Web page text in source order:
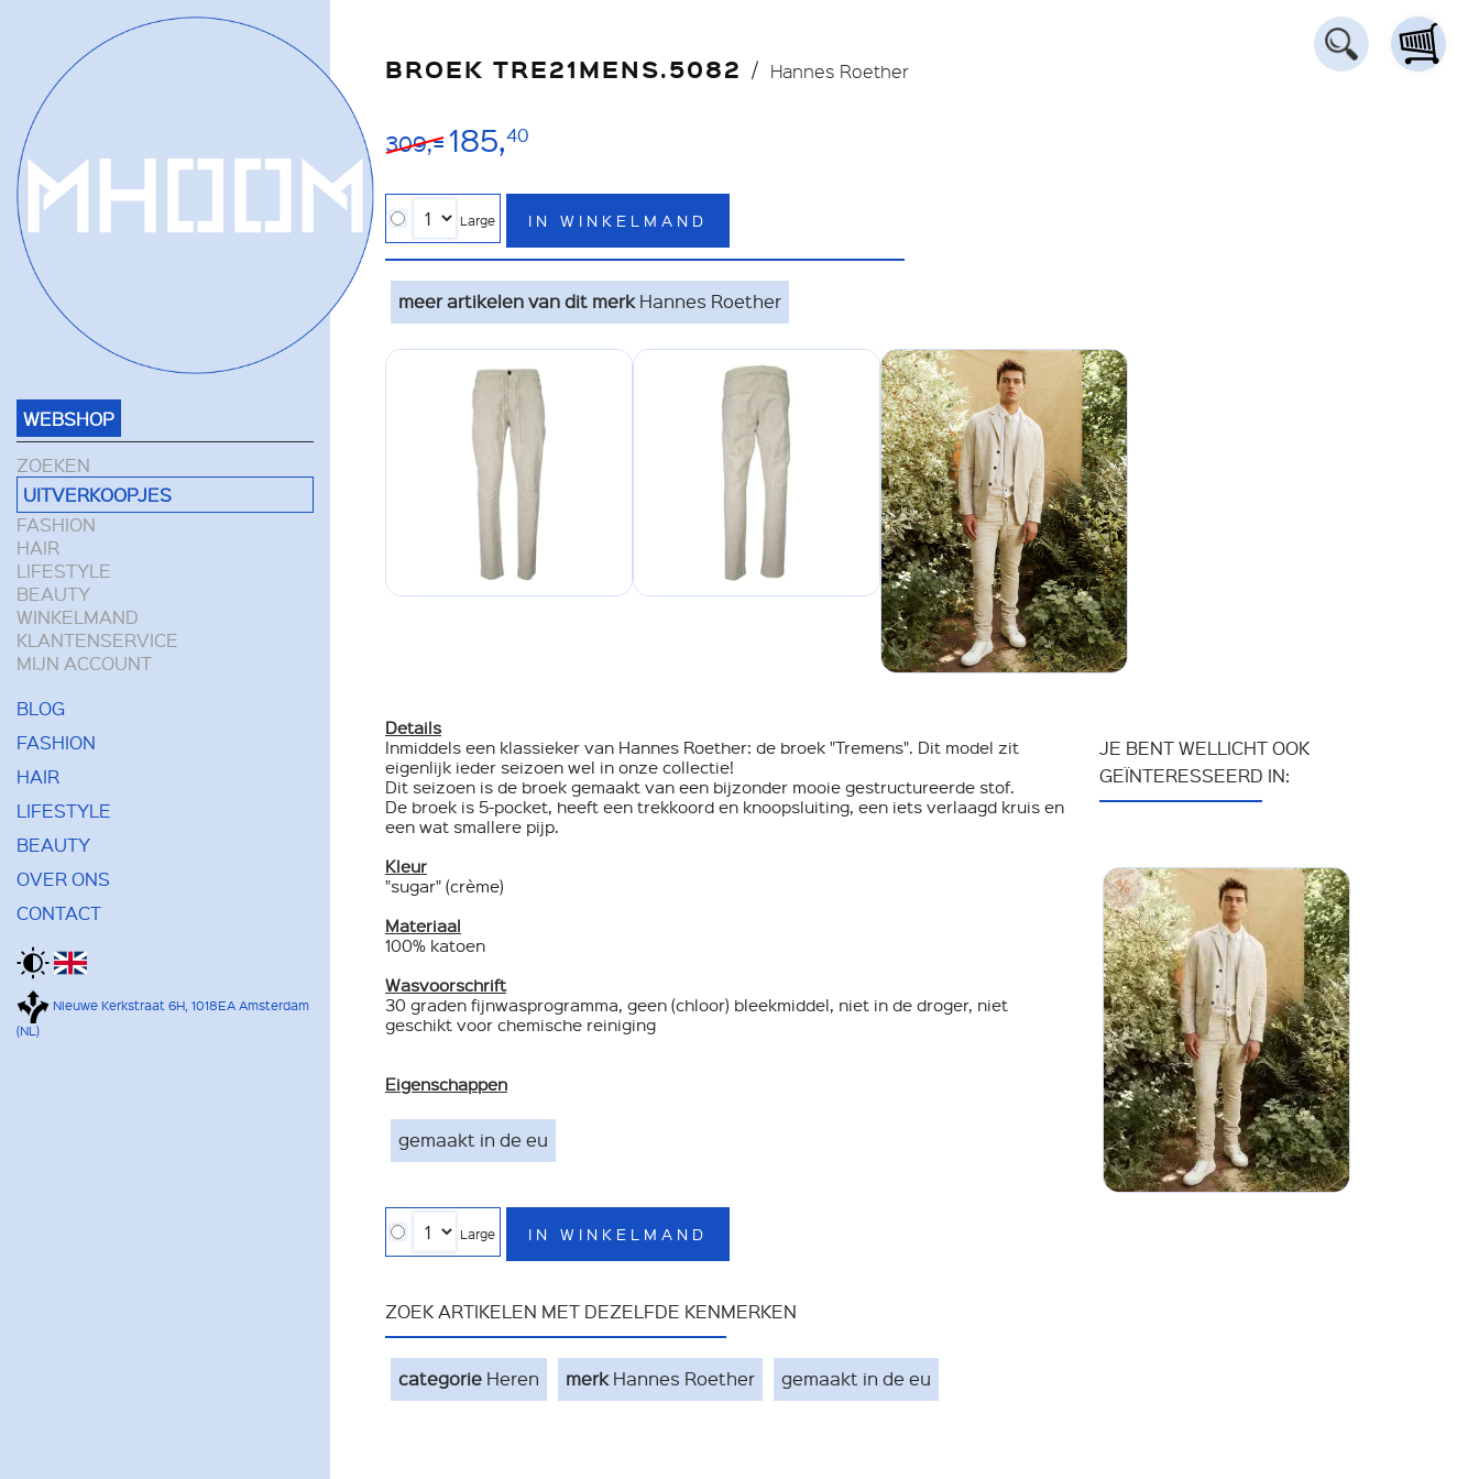
WEBSHOP
ZOEKEN
UITVERKOOPJES
FASHION
HAIR
LIFESTYLE
BEAUTY
WINKELMAND
KLANTENSERVICE
MIJN ACCOUNT
BLOG
FASHION
HAIR
LIFESTYLE
BEAUTY
OVER ONS
CONTACT
Nieuwe Kerkstraat 6H, 1018EA Amsterdam
(NL)
BROEK TRE21MENS.5082 Hannes Roether
309,=185,40
Large IN WINKELMAND
meer artikelen van dit merkHannes Roether
Details
Inmiddels een klassieker van Hannes Roether: de broek "Tremens". Dit model zit
eigenlijk ieder seizoen wel in onze collectie!
Dit seizoen is de broek gemaakt van een bijzonder mooie gestructureerde stof.
De broek is 5-pocket, heeft een trekkoord en knoopsluiting, een iets verlaagd kruis en
een wat smallere pijp.
Kleur
"sugar" (crème)
Materiaal
100% katoen
Wasvoorschrift
30 graden fijnwasprogramma, geen (chloor) bleekmiddel, niet in de droger, niet
geschikt voor chemische reiniging
Eigenschappen
gemaakt in de eu
Large IN WINKELMAND
ZOEK ARTIKELEN MET DEZELFDE KENMERKEN
categorie Heren merkHannes Roether gemaakt in de eu
JE BENT WELLICHT OOK
GEÏNTERESSEERD IN:
40